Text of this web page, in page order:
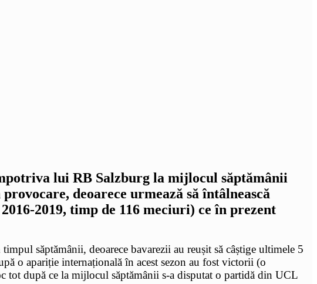
lui RB Salzburg la mijlocul săptămânii
deoarece urmează să întâlnească
2019, timp de 116 meciuri) ce în prezent
săptămânii, deoarece bavarezii au reușit să câștige ultimele 5
o apariție internațională în acest sezon au fost victorii (o
după ce la mijlocul săptămânii s-a disputat o partidă din UCL